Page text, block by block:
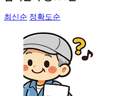
최신순 정확도순